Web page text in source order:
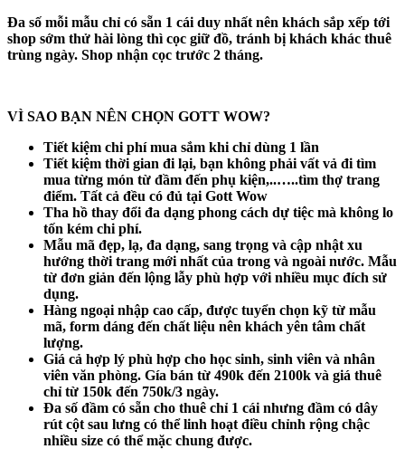
Đa số mỗi mẫu chỉ có sẵn 1 cái duy nhất nên khách sắp xếp tới
shop sớm thử hài lòng thì cọc giữ đồ, tránh bị khách khác thuê
trùng ngày. Shop nhận cọc trước 2 tháng.
VÌ SAO BẠN NÊN CHỌN GOTT WOW?
Tiết kiệm chi phí mua sắm khi chỉ dùng 1 lần
Tiết kiệm thời gian đi lại, bạn không phải vất vả đi tìm
mua từng món từ đầm đến phụ kiện,..…..tìm thợ trang
điểm. Tất cả đều có đủ tại Gott Wow
Tha hồ thay đổi đa dạng phong cách dự tiệc mà không lo
tốn kém chi phí.
Mẫu mã đẹp, lạ, đa dạng, sang trọng và cập nhật xu
hướng thời trang mới nhất của trong và ngoài nước. Mẫu
từ đơn giản đến lộng lẫy phù hợp với nhiều mục đích sử
dụng.
Hàng ngoại nhập cao cấp, được tuyển chọn kỹ từ mẫu
mã, form dáng đến chất liệu nên khách yên tâm chất
lượng.
Giá cả hợp lý phù hợp cho học sinh, sinh viên và nhân
viên văn phòng. Gía bán từ 490k đến 2100k và giá thuê
chỉ từ 150k đến 750k/3 ngày.
Đa số đầm có sẵn cho thuê chỉ 1 cái nhưng đầm có dây
rút cột sau lưng có thể linh hoạt điều chỉnh rộng chậc
nhiều size có thể mặc chung được.